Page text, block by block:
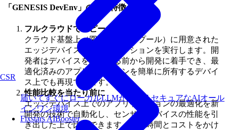
CSR
届いてすぐにローカルLLMが使えるセキュアなAIオール
インワン環境
Fixstars AIBooster
「GENESIS DevEnv」の主な特徴
フルクラウドでスピード開発
クラウド基盤上（図のデバイスプール）に用意された
エッジデバイスでアプリケーションを実行します。開
発者はデバイスを調達する前から開発に着手でき、最
適化済みのアプリケーションを簡単に所有するデバイ
ス上でも再現できます。
性能比較を当たり前に
エッジデバイス上でのアプリケーションの最適化を新
開発の技術で自動化し、センサやデバイスの性能を引
き出した上で比較できます。長い時間とコストをかけ